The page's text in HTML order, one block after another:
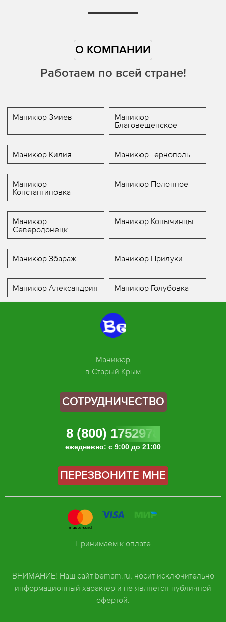
О КОМПАНИИ
Работаем по всей стране!
Маникюр Змиёв
Маникюр
Благовещенское
Маникюр Килия Маникюр Тернополь
Маникюр
Константиновка
Маникюр Полонное
Маникюр
Северодонецк
Маникюр Копычинцы
Маникюр Збараж Маникюр Прилуки
Маникюр Александрия Маникюр Голубовка
Маникюр
в Старый Крым
СОТРУДНИЧЕСТВО
8 (800) 1752978
ежедневно: с 9:00 до 21:00
ПЕРЕЗВОНИТЕ МНЕ
ВНИМАНИЕ! Наш сайт bemam.ru, носит исключительно
информационный характер и не является публичной
офертой.
Принимаем к оплате